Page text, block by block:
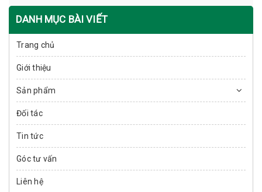
DANH MỤC BÀI VIẾT
Trang chủ
Giới thiệu
Sản phẩm
Đối tác
Tin tức
Góc tư vấn
Liên hệ